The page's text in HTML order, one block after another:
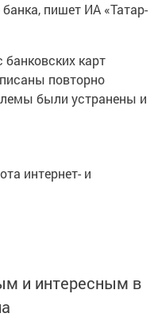
пишет ИА «Татар-
банковских карт
повторно
были устранены и
интернет- и
и интересным в